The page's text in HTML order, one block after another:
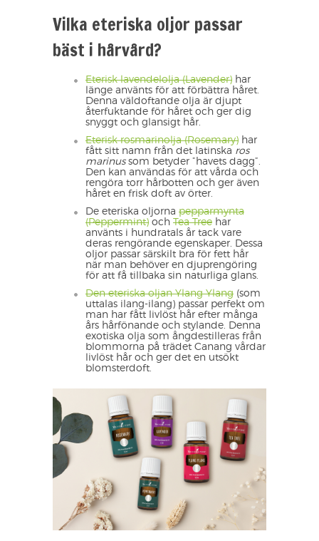
Vilka eteriska oljor passar
bäst i hårvård?
Eterisk lavendelolja (Lavender) har
länge använts för att förbättra håret.
Denna väldoftande olja är djupt
återfuktande för håret och ger dig
snyggt och glansigt hår.
Eterisk rosmarinolja (Rosemary) har
fått sitt namn från det latinska ros
marinussom betyder ”havets dagg”.
Den kan användas för att vårda och
rengöra torr hårbotten och ger även
håret en frisk doft av örter.
De eteriska oljorna pepparmynta
(Peppermint) och Tea Tree har
använts i hundratals år tack vare
deras rengörande egenskaper. Dessa
oljor passar särskilt bra för fett hår
när man behöver en djuprengöring
för att få tillbaka sin naturliga glans.
Den eteriska oljan Ylang Ylang (som
uttalas ilang-ilang) passar perfekt om
man har fått livlöst hår efter många
års hårfönande och stylande. Denna
exotiska olja som ångdestilleras från
blommorna på trädet Canang vårdar
livlöst hår och ger det en utsökt
blomsterdoft.